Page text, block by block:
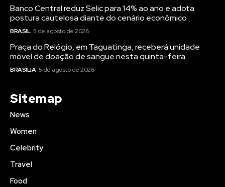
Banco Central reduz Selic para 14% ao ano e adota
postura cautelosa diante do cenário econômico
BRASIL 5 de agosto de 2026
Praça do Relógio, em Taguatinga, receberá unidade
móvel de doação de sangue nesta quinta-feira
BRASÍLIA 5 de agosto de 2026
Sitemap
News
Women
Celebrity
Travel
Food